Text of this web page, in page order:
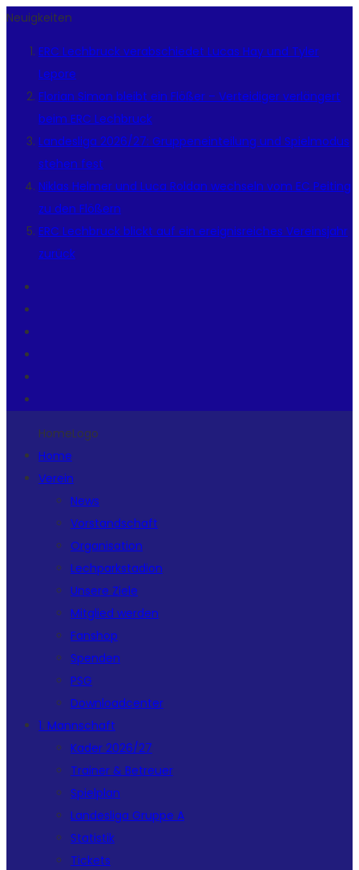
Neuigkeiten
ERC Lechbruck verabschiedet Lucas Hay und Tyler
Lepore
Florian Simon bleibt ein Flößer – Verteidiger verlängert
beim ERC Lechbruck
Landesliga 2026/27: Gruppeneinteilung und Spielmodus
stehen fest
Niklas Helmer und Luca Roldan wechseln vom EC Peiting
zu den Flößern
ERC Lechbruck blickt auf ein ereignisreiches Vereinsjahr
zurück
HomeLogo
Home
Verein
News
Vorstandschaft
Organisation
Lechparkstadion
Unsere Ziele
Mitglied werden
Fanshop
Spenden
PSG
Downloadcenter
1. Mannschaft
Kader 2026/27
Trainer & Betreuer
Spielplan
Landesliga Gruppe A
Statistik
Tickets